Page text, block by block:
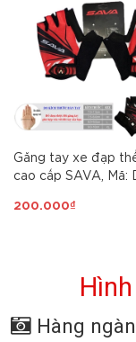
Găng tay xe đạp
cao cấp SAVA, Mã:
200.000₫
Hàng